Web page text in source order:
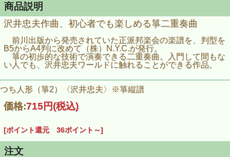
商品説明
沢井忠夫作曲、初心者でも楽しめる箏二重奏曲
前川出版から発売されていた正派邦楽会の楽譜を、判型を
B5からA4判に改めて（株）N.Y.C.が発行。
箏の初歩的な技術で演奏できる二重奏曲。入門して間もな
い人でも、沢井忠夫ワールドに触れることができる作品。
つち人形（箏2）〈沢井忠夫〉※箏縦譜
価格:715円(税込)
[ポイント還元 36ポイント～]
注文